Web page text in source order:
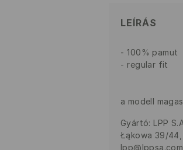
LEÍRÁS
100% pamut
regular fit
a modell
Gyártó: LPP
Łąkowa 39/
lpp@lppsa.com